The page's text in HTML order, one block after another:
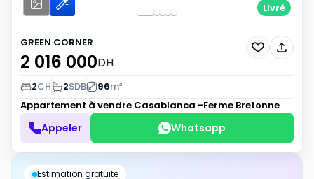
Livré
GREEN CORNER
2 016 000DH
2CH 2SDB 96m²
Appartement à vendre Casablanca -Ferme Bretonne
Appeler Whatsapp
Estimation gratuite